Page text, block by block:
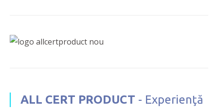
ALL CERT PRODUCT - Experienţă